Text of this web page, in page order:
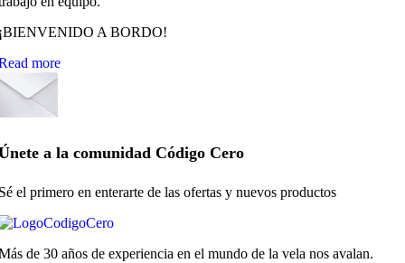
A BORDO!
more
a la comunidad Código Cero
el primero en enterarte de las ofertas y nuevos productos
de 30 años de experiencia en el mundo de la vela nos avalan.